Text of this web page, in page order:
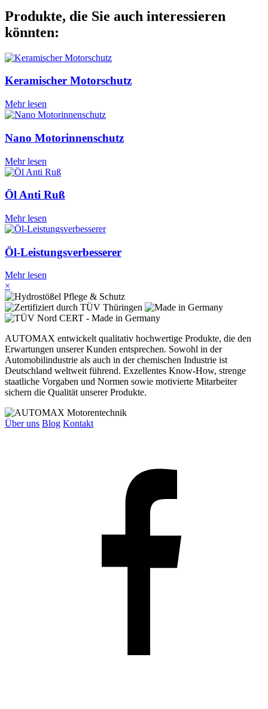
Produkte, die Sie auch interessieren
könnten:
Keramischer Motorschutz
Mehr lesen
Nano Motorinnenschutz
Mehr lesen
Öl Anti Ruß
Mehr lesen
Öl-Leistungsverbesserer
Mehr lesen
×
AUTOMAX entwickelt qualitativ hochwertige Produkte, die den
Erwartungen unserer Kunden entsprechen. Sowohl in der
Automobilindustrie als auch in der chemischen Industrie ist
Deutschland weltweit führend. Exzellentes Know-How, strenge
staatliche Vorgaben und Normen sowie motivierte Mitarbeiter
sichern die Qualität unserer Produkte.
Über uns Blog Kontakt